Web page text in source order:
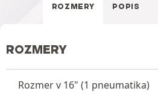
ROZMERY POPIS
ROZMERY
Rozmer v 16" (1 pneumatika)